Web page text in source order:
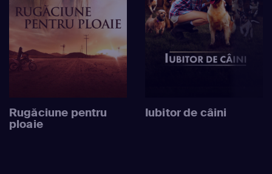
Rugăciune pentru
ploaie
Iubitor de câini